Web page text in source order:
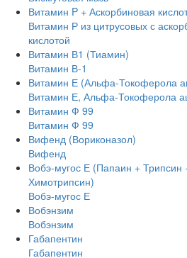
Витамин P + Аскорбиновая
Витамин Р из цитрусовых с
кислотой
Витамин В1 (Тиамин)
Витамин В-1
Витамин Е (Альфа-Токоферола
Витамин Е, Альфа-Токоферола
Витамин Ф 99
Витамин Ф 99
Вифенд (Вориконазол)
Вифенд
Вобэ-мугос Е (Папаин + Трипсин
Химотрипсин)
Вобэ-мугос Е
Вобэнзим
Вобэнзим
Габапентин
Габапентин